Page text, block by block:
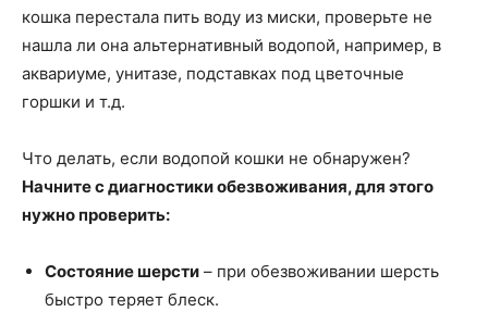
кошка перестала пить воду из миски, проверьте не
нашла ли она альтернативный водопой, например, в
аквариуме, унитазе, подставках под цветочные
горшки и т.д.
Что делать, если водопой кошки не обнаружен?
Начните с диагностики обезвоживания, для этого
нужно проверить:
Состояние шерсти – при обезвоживании шерсть
быстро теряет блеск.